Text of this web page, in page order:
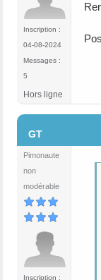
Inscription :
04-08-2024
Messages :
5
Hors ligne
GT
Pimonaute
non
modérable
Inscription :